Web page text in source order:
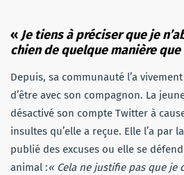
« Je tiens à préciser que je
chien de quelque manière
Depuis, sa communauté l’a
d’être avec son compagnon. La
désactivé son compte Twitter à
insultes qu’elle a reçue. Elle l’a par
publié des excuses ou elle se
animal :« Cela ne justifie pas que je